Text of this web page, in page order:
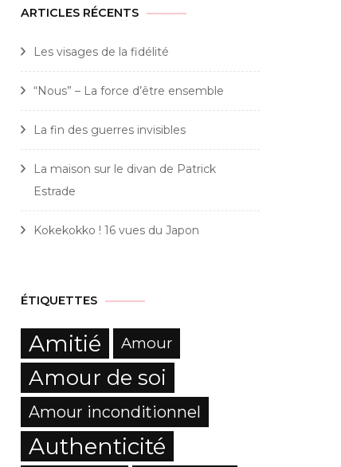
ARTICLES RÉCENTS
Les visages de la fidélité
“Nous” – La force d’être ensemble
La fin des guerres invisibles
La maison sur le divan de Patrick
Estrade
Kokekokko ! 16 vues du Japon
ÉTIQUETTES
Amitié Amour
Amour de soi
Amour inconditionnel
Authenticité